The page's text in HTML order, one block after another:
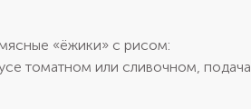
«ёжики» с рисом:
томатном или сливочном, подача